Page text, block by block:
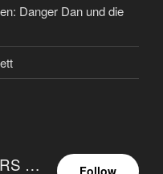
Danger Dan und die
ASTROCOHORS EUNOIA ULTIMA